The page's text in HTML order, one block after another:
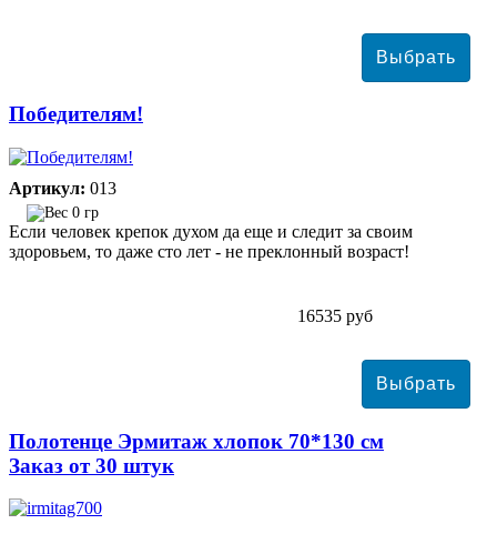
Победителям!
Артикул: 013
0 гр
Если человек крепок духом да еще и следит за своим
здоровьем, то даже сто лет - не преклонный возраст!
16535 руб
Полотенце Эрмитаж хлопок 70*130 см
Заказ от 30 штук